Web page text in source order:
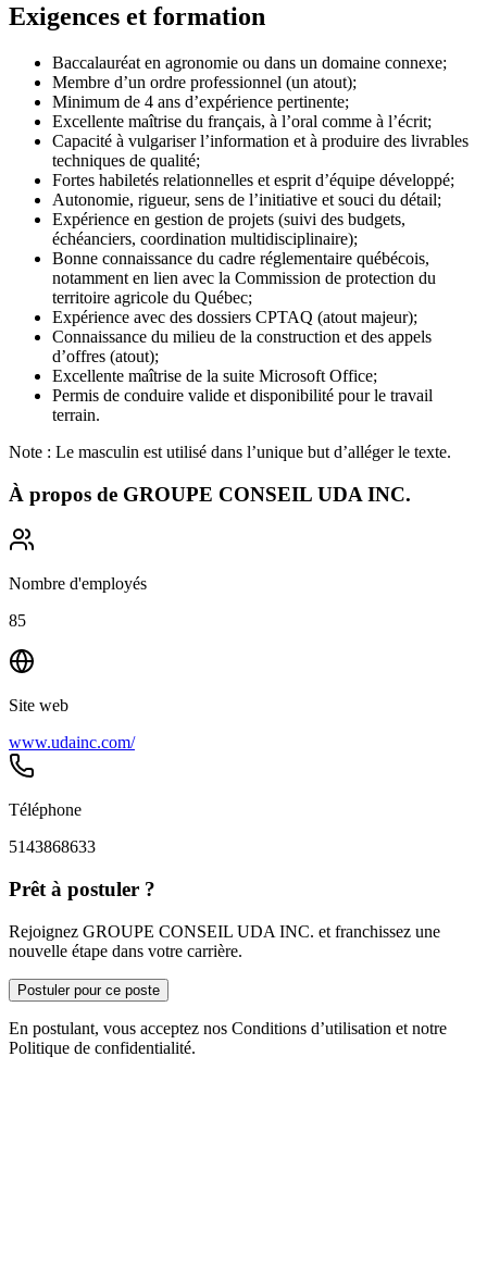
Exigences et formation
Baccalauréat en agronomie ou dans un domaine connexe;
Membre d’un ordre professionnel (un atout);
Minimum de 4 ans d’expérience pertinente;
Excellente maîtrise du français, à l’oral comme à l’écrit;
Capacité à vulgariser l’information et à produire des livrables
techniques de qualité;
Fortes habiletés relationnelles et esprit d’équipe développé;
Autonomie, rigueur, sens de l’initiative et souci du détail;
Expérience en gestion de projets (suivi des budgets,
échéanciers, coordination multidisciplinaire);
Bonne connaissance du cadre réglementaire québécois,
notamment en lien avec la Commission de protection du
territoire agricole du Québec;
Expérience avec des dossiers CPTAQ (atout majeur);
Connaissance du milieu de la construction et des appels
d’offres (atout);
Excellente maîtrise de la suite Microsoft Office;
Permis de conduire valide et disponibilité pour le travail
terrain.
Note : Le masculin est utilisé dans l’unique but d’alléger le texte.
À propos de GROUPE CONSEIL UDA INC.
Nombre d'employés
85
Site web
www.udainc.com/
Téléphone
5143868633
Prêt à postuler ?
Rejoignez GROUPE CONSEIL UDA INC. et franchissez une
nouvelle étape dans votre carrière.
Postuler pour ce poste
En postulant, vous acceptez nos Conditions d’utilisation et notre
Politique de confidentialité.